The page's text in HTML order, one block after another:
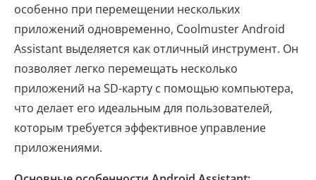
особенно при перемещении нескольких
приложений одновременно, Coolmuster Android
Assistant выделяется как отличный инструмент. Он
позволяет легко перемещать несколько
приложений на SD-карту с помощью компьютера,
что делает его идеальным для пользователей,
которым требуется эффективное управление
приложениями.